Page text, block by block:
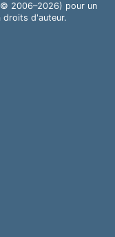
2006–2026) pour un
droits d'auteur.